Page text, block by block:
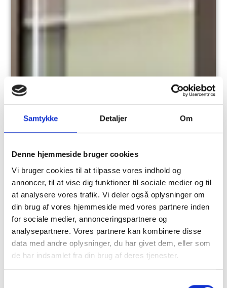
Samtykke Detaljer Om
Denne hjemmeside bruger cookies
Vi bruger cookies til at tilpasse vores indhold og
annoncer, til at vise dig funktioner til sociale medier og til
at analysere vores trafik. Vi deler også oplysninger om
din brug af vores hjemmeside med vores partnere inden
for sociale medier, annonceringspartnere og
analysepartnere. Vores partnere kan kombinere disse
data med andre oplysninger, du har givet dem, eller som
de har indsamlet fra din brug af deres tjenester.